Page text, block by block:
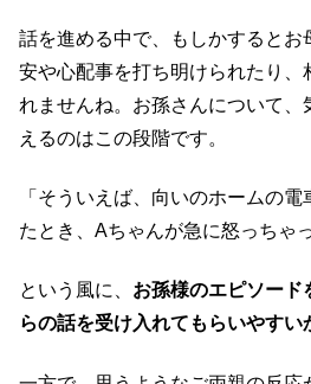
話を進める中で、もしかするとお
安や心配事を打ち明けられたり、
れませんね。お孫さんについて、
えるのはこの段階です。
「そういえば、向いのホームの
たとき、Aちゃんが急に怒っちゃ
という風に、 お孫様のエピソード
らの話を受け入れてもらいやすい